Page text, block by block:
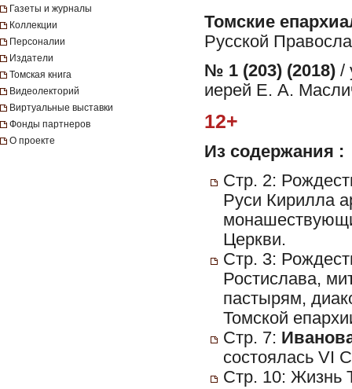
Газеты и журналы
Коллекции
Персоналии
Издатели
Томская книга
Видеолекторий
Виртуальные выставки
Фонды партнеров
О проекте
Томские
Русской
№ 1 (203) (2018) /
иерей Е. А.
12+
Из содержания :
Стр. 2:
Руси Кирилла
Церкви.
Стр. 3:
Ростислава,
пастырям,
Томской
Стр. 7:
состоялась VI
Стр. 10: Жизнь